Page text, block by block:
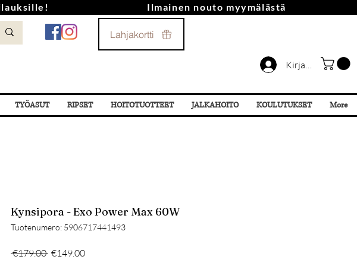
Kirjaudu
Ilmainen nouto myymälästä
Lahjakortti
TYÖASUT RIPSET HOITOTUOTTEET JALKAHOITO KOULUTUKSET More
Kynsipora - Exo Power Max 60W
Tuotenumero: 5906717441493
€179.00 Normaali
€149.00Alehinta